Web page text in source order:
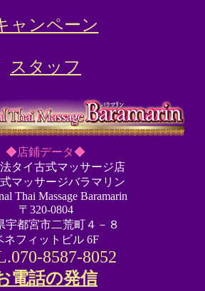
ャンペーン
スタッフ
◆店鋪データ◆
タイ古式マッサージ店
マッサージバラマリン
Thai Massage Baramarin
〒320-0804
宇都宮市二荒町４－８
ネフィットビル 6F
8587-8052
電話の発信